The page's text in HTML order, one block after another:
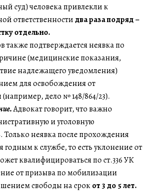
суд) человека привлекли к
ответственности два раза подряд –
отдельно.
также подтверждается неявка по
(медицинские показания,
надлежащего уведомления)
для освобождения от
(например, дело № 148/864/23).
Адвокат говорит, что важно
и уголовную
Только неявка после прохождения
к службе, то есть уклонение от
квалифицироваться по ст.336 УК
от призыва по мобилизации
свободы на срок от 3 до 5 лет.